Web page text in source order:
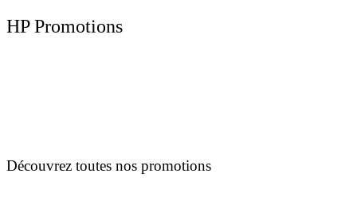
HP Promotions
Découvrez toutes nos promotions